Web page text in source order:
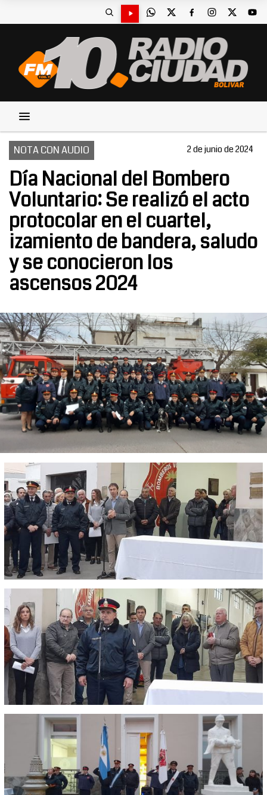
NOTA CON AUDIO 2 de junio de 2024
Día Nacional del Bombero
Voluntario: Se realizó el acto
protocolar en el cuartel,
izamiento de bandera, saludo
y se conocieron los
ascensos 2024